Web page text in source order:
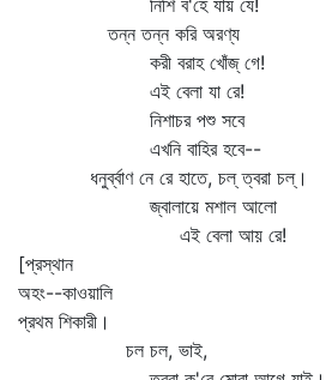
নিশি ব'হে যায় যে!
তন্ন তন্ন করি অরণ্য
করী বরাহ খোঁজ্‌ গে!
এই বেলা যা রে!
নিশাচর পশু সবে
এখনি বাহির হবে--
ধনুর্ব্বাণ নে রে হাতে, চল্‌ ত্বরা চল্‌।
জ্বালায়ে মশাল আলো
এই বেলা আয় রে!
[প্রস্থান
অহং--কাওয়ালি
প্রথম শিকারী।
চল চল, ভাই,